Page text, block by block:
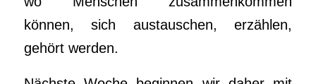
können, sich austauschen, erzählen,
gehört werden.